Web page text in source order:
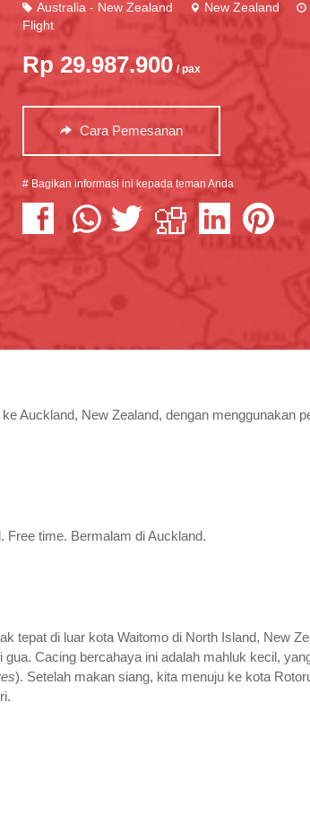
Australia - New Zealand New Zealand
Flight
Rp 29.987.900 / pax
Cara Pemesanan
# Bagikan informasi ini kepada teman Anda
Auckland, New Zealand, dengan menggunakan
Free time. Bermalam di Auckland.
tepat di luar kota Waitomo di North Island, New
Cacing bercahaya ini adalah mahluk kecil,
). Setelah makan siang, kita menuju ke kota